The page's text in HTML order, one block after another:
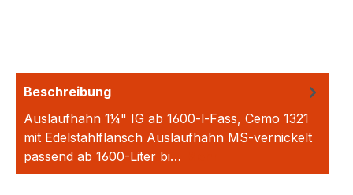
Beschreibung
Auslaufhahn 1¼" IG ab 1600-l-Fass, Cemo 1321
mit Edelstahlflansch Auslaufhahn MS-vernickelt
passend ab 1600-Liter bi…